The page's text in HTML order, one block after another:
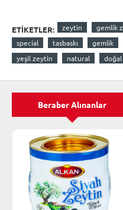
ETIKETLER: zeytin gemlik
special
tasbaskı gemlik
yeşil zeytin
natural doğal
Beraber Alınanlar